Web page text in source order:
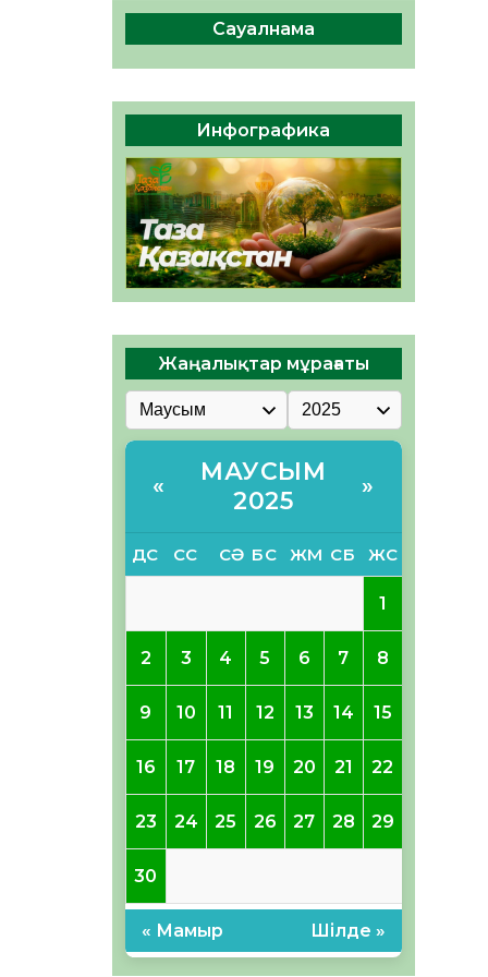
Руслан Рүстемұлы облыс
әкімінің кеңесшісі болып
тағайындалды
05.08.2026
65 0
Сауалнама
Инфографика
Жаңалықтар мұрағаты
«
МАУСЫМ
2025
»
ДС СС СӘ БС ЖМ СБ ЖС
1
2 3 4 5 6 7 8
9 10 11 12 13 14 15
16 17 18 19 20 21 22
23 24 25 26 27 28 29
30
« Мамыр Шілде »